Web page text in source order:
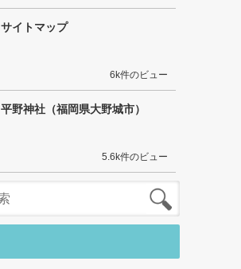
サイトマップ
6k件のビュー
平野神社（福岡県大野城市）
5.6k件のビュー